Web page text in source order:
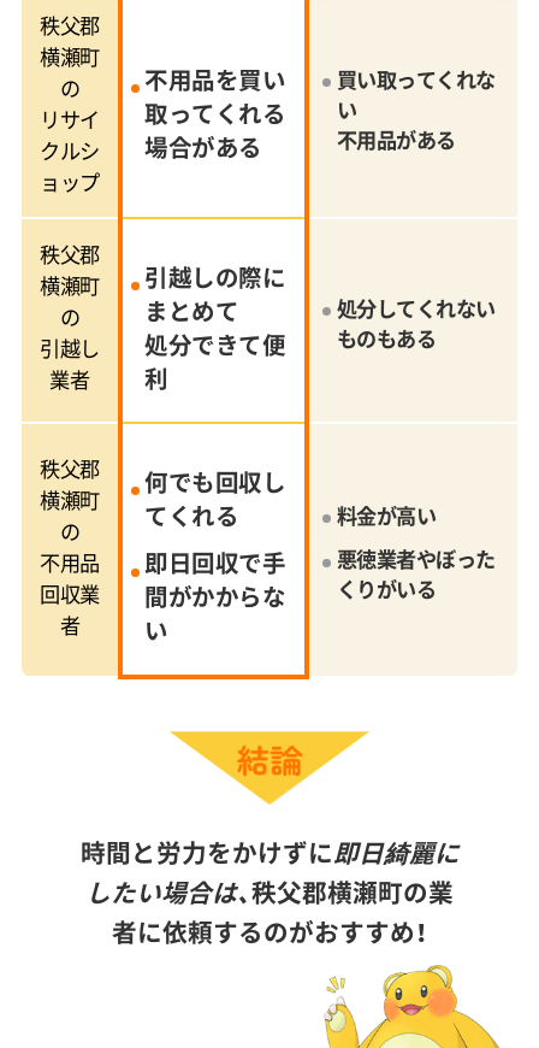
秩父郡
横瀬町
の
リサイ
クルシ
ョップ
不用品を買い
取ってくれる
場合がある
買い取ってくれな
い
不用品がある
秩父郡
横瀬町
の
引越し
業者
引越しの際に
まとめて
処分できて便
利
処分してくれない
ものもある
秩父郡
横瀬町
の
不用品
回収業
者
何でも回収し
てくれる
即日回収で手
間がかからな
い
料金が高い
悪徳業者やぼった
くりがいる
時間と労力をかけずに即日綺麗に
したい場合は、秩父郡横瀬町の業
者に依頼するのがおすすめ！